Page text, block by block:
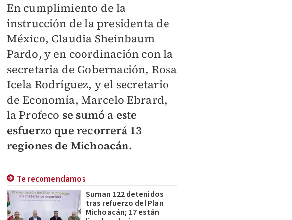
En cumplimiento de la
instrucción de la presidenta de
México, Claudia Sheinbaum
Pardo, y en coordinación con la
secretaria de Gobernación, Rosa
Icela Rodríguez, y el secretario
de Economía, Marcelo Ebrard,
la Profeco se sumó a este
esfuerzo que recorrerá 13
regiones de Michoacán.
Te recomendamos
Suman 122 detenidos
tras refuerzo del Plan
Michoacán; 17 están